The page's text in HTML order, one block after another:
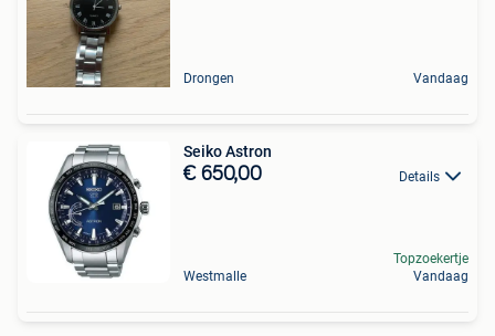
Drongen Vandaag
Seiko Astron
€ 650,00 Details
Westmalle
Topzoekertje
Vandaag